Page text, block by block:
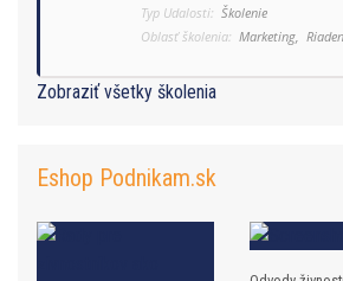
Typ Udalosti: Školenie
Oblasť školenia: Marketing,
Zobraziť všetky školenia
Eshop Podnikam.sk